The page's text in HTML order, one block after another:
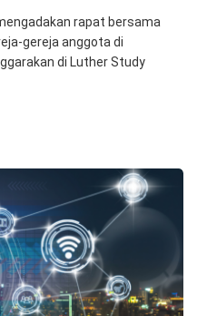
rapat bersama
gereja anggota di
di Luther Study